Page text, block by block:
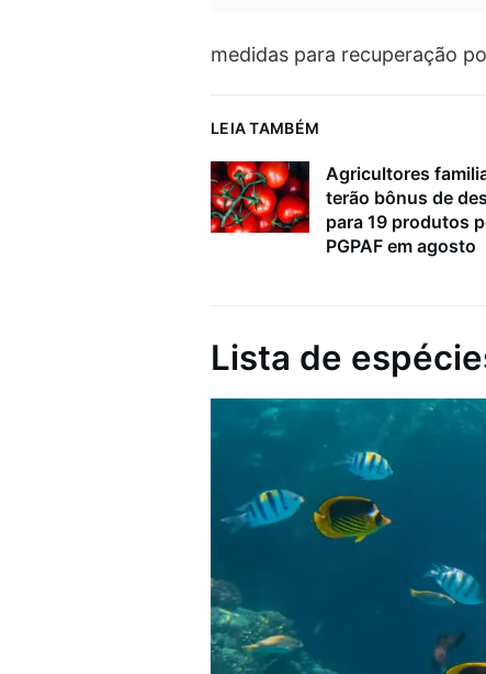
medidas para recuperação
LEIA TAMBÉM
Agricultores
terão bônus de
para 19 produtos
PGPAF em agosto
Lista de